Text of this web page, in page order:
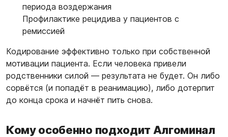
периода воздержания
Профилактике рецидива у пациентов с
ремиссией
Кодирование эффективно только при собственной
мотивации пациента. Если человека привели
родственники силой — результата не будет. Он либо
сорвётся (и попадёт в реанимацию), либо дотерпит
до конца срока и начнёт пить снова.
Кому особенно подходит Алгоминал